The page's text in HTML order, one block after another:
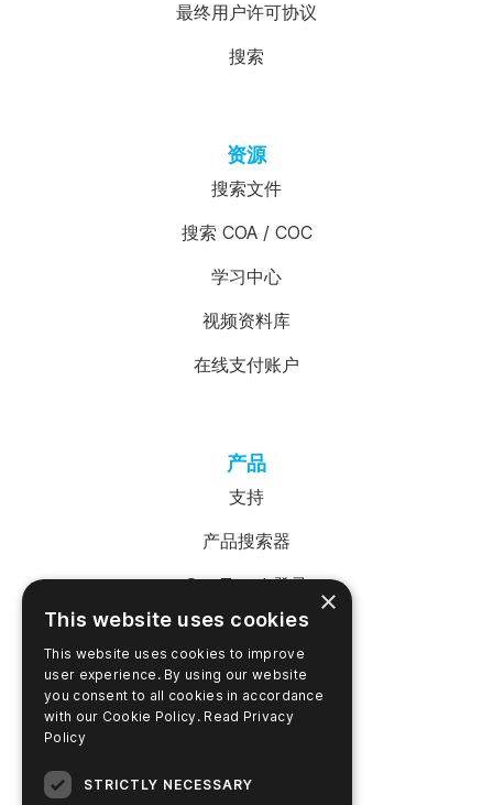
最终用户许可协议
搜索
资源
搜索文件
搜索 COA / COC
学习中心
视频资料库
在线支付账户
产品
支持
产品搜索器
SureTrend 登录
在线购物（美国）
在线购物（澳大利亚）
×
This website uses cookies
This website uses cookies to improve
user experience. By using our website
you consent to all cookies in accordance
with our Cookie Policy. Read Privacy
Policy
STRICTLY NECESSARY